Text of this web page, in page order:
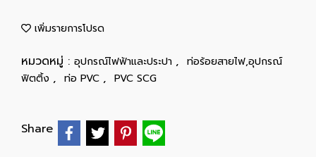
เพิ่มรายการโปรด
หมวดหมู่ : อุปกรณ์ไฟฟ้าและประปา , ท่อร้อยสายไฟ,อุปกรณ์
ฟิตติ้ง , ท่อ PVC , PVC SCG
Share